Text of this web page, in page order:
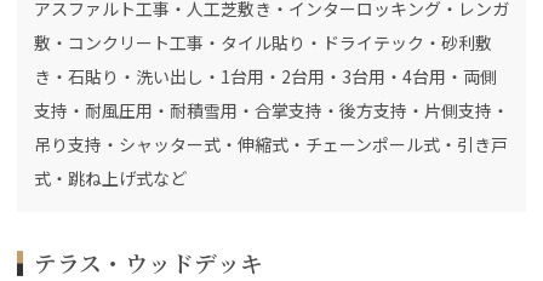
アスファルト工事・人工芝敷き・インターロッキング・レンガ
敷・コンクリート工事・タイル貼り・ドライテック・砂利敷
き・石貼り・洗い出し・1台用・2台用・3台用・4台用・両側
支持・耐風圧用・耐積雪用・合掌支持・後方支持・片側支持・
吊り支持・シャッター式・伸縮式・チェーンポール式・引き戸
式・跳ね上げ式など
テラス・ウッドデッキ